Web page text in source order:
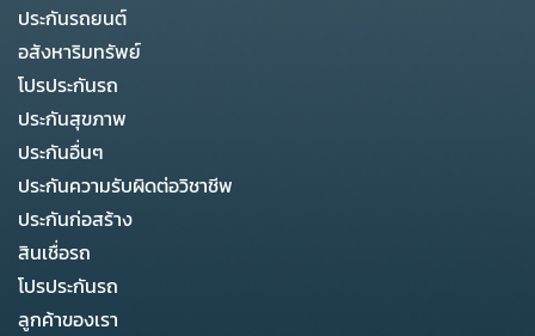
ประกันรถยนต์
อสังหาริมทรัพย์
โปรประกันรถ
ประกันสุขภาพ
ประกันอื่นๆ
ประกันความรับผิดต่อวิชาชีพ
ประกันก่อสร้าง
สินเชื่อรถ
โปรประกันรถ
ลูกค้าของเรา